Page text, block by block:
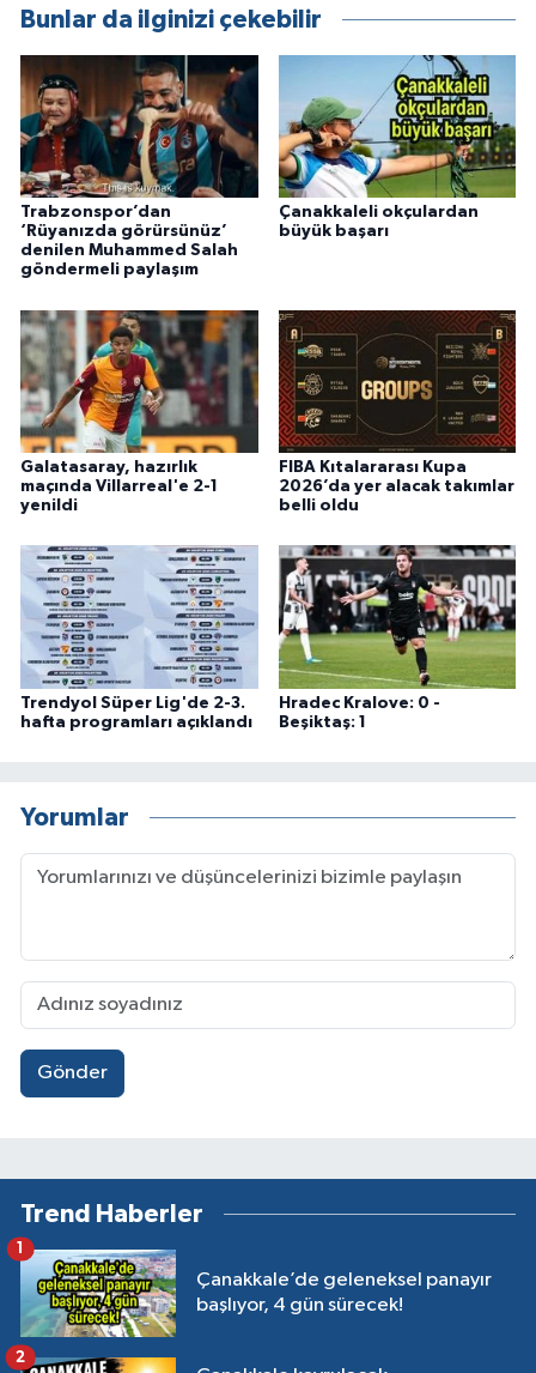
Bunlar da ilginizi çekebilir
Trabzonspor’dan
‘Rüyanızda görürsünüz’
denilen Muhammed Salah
göndermeli paylaşım
Çanakkaleli okçulardan
büyük başarı
Galatasaray, hazırlık
maçında Villarreal'e 2-1
yenildi
FIBA Kıtalararası Kupa
2026’da yer alacak takımlar
belli oldu
Trendyol Süper Lig'de 2-3.
hafta programları açıklandı
Hradec Kralove: 0 -
Beşiktaş: 1
Yorumlar
Gönder
Trend Haberler
Çanakkale’de geleneksel panayır
başlıyor, 4 gün sürecek!
1
2